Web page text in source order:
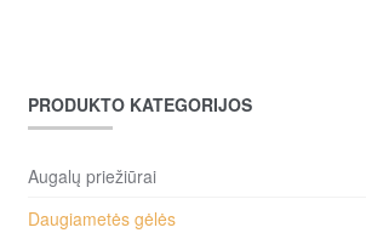
PRODUKTO KATEGORIJOS
Augalų priežiūrai
Daugiametės gėlės